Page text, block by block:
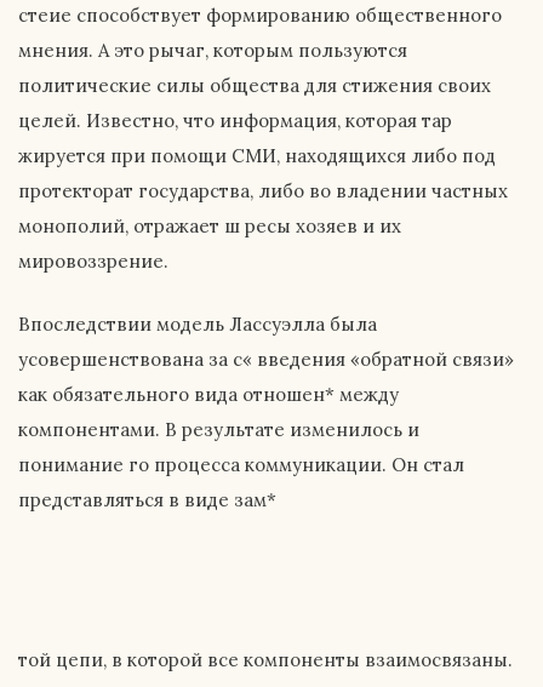
стеие способствует формированию общественного
мнения. А это рычаг, которым пользуются
политические силы общества для стижения своих
целей. Известно, что информация, которая тар
жируется при помощи СМИ, находящихся либо под
протекторат государства, либо во владении частных
монополий, отражает ш ресы хозяев и их
мировоззрение.
Впоследствии модель Лассуэлла была
усовершенствована за с« введения «обратной связи»
как обязательного вида отношен* между
компонентами. В результате изменилось и
понимание го процесса коммуникации. Он стал
представляться в виде зам*
той цепи, в которой все компоненты взаимосвязаны.